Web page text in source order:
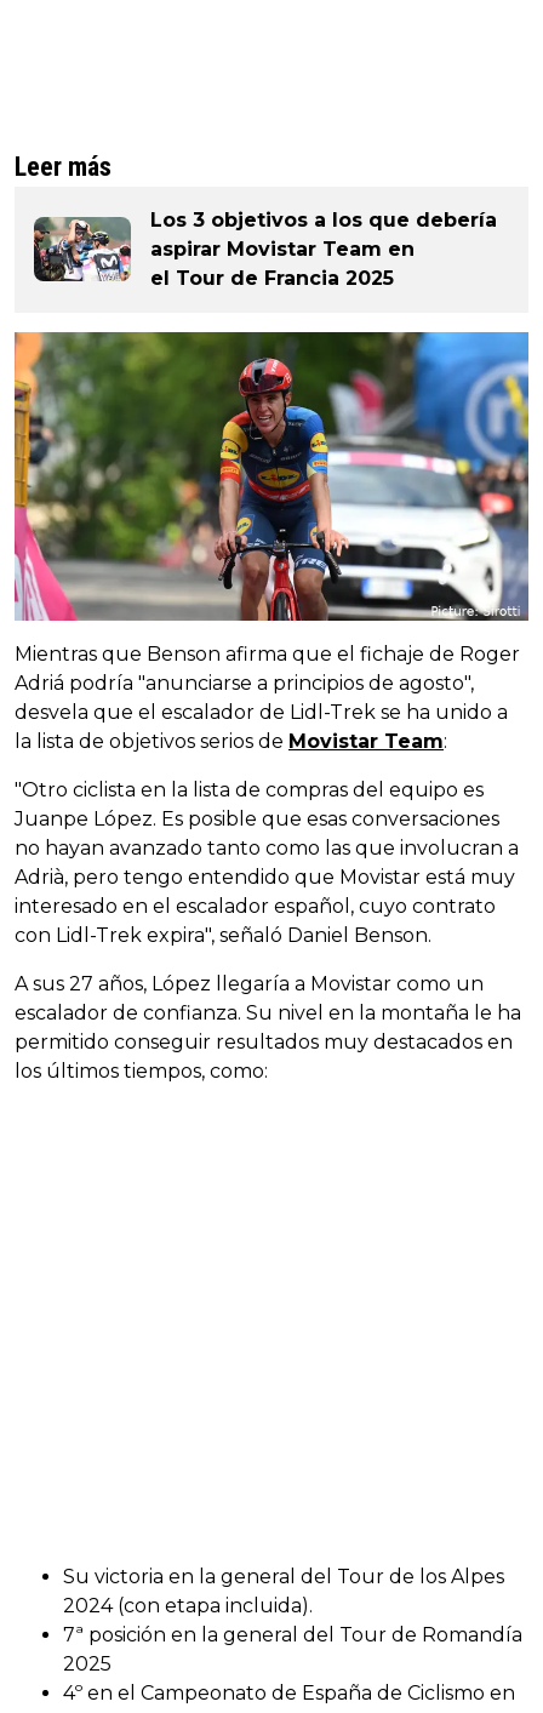
Leer más
Los 3 objetivos a los que debería
aspirar Movistar Team en
el Tour de Francia 2025
Mientras que Benson afirma que el fichaje de Roger
Adriá podría "anunciarse a principios de agosto",
desvela que el escalador de Lidl-Trek se ha unido a
la lista de objetivos serios de Movistar Team:
"Otro ciclista en la lista de compras del equipo es
Juanpe López. Es posible que esas conversaciones
no hayan avanzado tanto como las que involucran a
Adrià, pero tengo entendido que Movistar está muy
interesado en el escalador español, cuyo contrato
con Lidl-Trek expira", señaló Daniel Benson.
A sus 27 años, López llegaría a Movistar como un
escalador de confianza. Su nivel en la montaña le ha
permitido conseguir resultados muy destacados en
los últimos tiempos, como:
Su victoria en la general del Tour de los Alpes
2024 (con etapa incluida).
7ª posición en la general del Tour de Romandía
2025
4º en el Campeonato de España de Ciclismo en